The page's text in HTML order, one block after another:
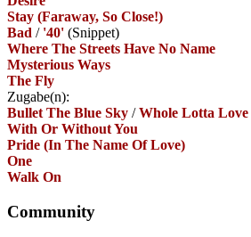
Stay (Faraway, So Close!)
Bad / '40' (Snippet)
Where The Streets Have No Name
Mysterious Ways
The Fly
Zugabe(n):
Bullet The Blue Sky /Whole Lotta Love
With Or Without You
Pride (In The Name Of Love)
One
Walk On
Community